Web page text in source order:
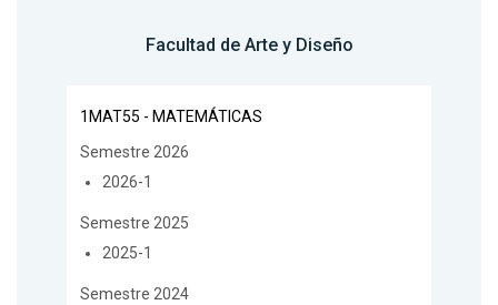
Facultad de Arte y Diseño
1MAT55 - MATEMÁTICAS
Semestre 2026
2026-1
Semestre 2025
2025-1
Semestre 2024